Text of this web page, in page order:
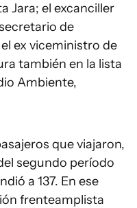
Jara; el excanciller
de
ex viceministro de
también en la lista
Ambiente,
que viajaron,
segundo período
a 137. En ese
frenteamplista